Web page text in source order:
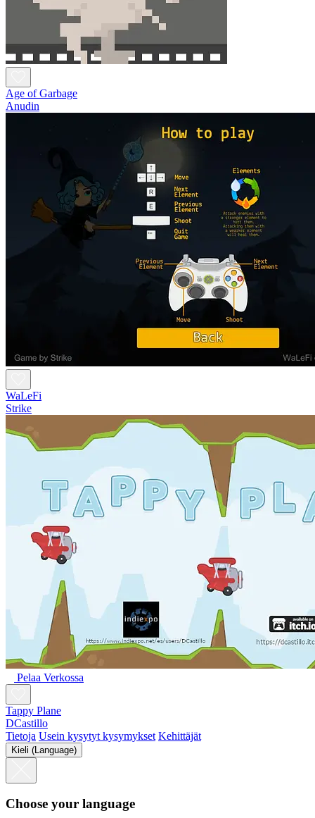
Age of Garbage
Anudin
WaLeFi
Strike
Pelaa Verkossa
Tappy Plane
DCastillo
Tietoja Usein kysytyt kysymykset Kehittäjät
Kieli (Language)
Choose your language